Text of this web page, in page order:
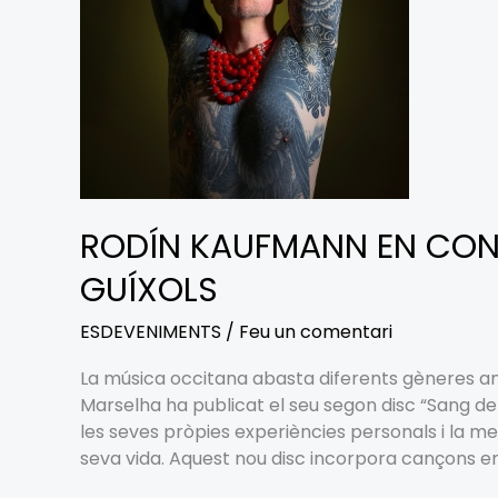
RODÍN KAUFMANN EN
GUÍXOLS
ESDEVENIMENTS / Feu un comentari
La música occitana abasta diferents gèneres
Marselha ha publicat el seu segon disc “Sang
les seves pròpies experiències personals i la
seva vida. Aquest nou disc incorpora cançons